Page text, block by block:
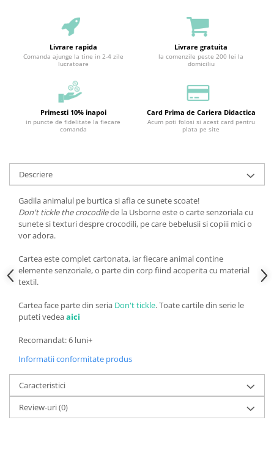
Livrare rapida
Comanda ajunge la tine in 2-4 zile
lucratoare
Livrare gratuita
la comenzile peste 200 lei la
domiciliu
Primesti 10% inapoi
in puncte de fidelitate la fiecare
comanda
Card Prima de Cariera Didactica
Acum poti folosi si acest card pentru
plata pe site
Descriere
Gadila animalul pe burtica si afla ce sunete scoate!
Don't tickle the crocodilede la Usborne este o carte senzoriala cu
sunete si texturi despre crocodili, pe care bebelusii si copiii mici o
vor adora.
Cartea este complet cartonata, iar fiecare animal contine
elemente senzoriale, o parte din corp fiind acoperita cu material
textil.
Cartea face parte din seria Don't tickle. Toate cartile din serie le
puteti vedeaaici
Recomandat: 6 luni+
Informatii conformitate produs
Caracteristici
Review-uri(0)